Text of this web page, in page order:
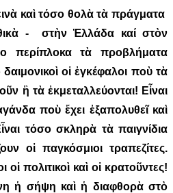
καὶ τόσο θολὰ τὰ πράγματα
- στὴν Ἑλλάδα καί στὸν
περίπλοκα τὰ προβλήματα
οἱ ἐγκέφαλοι ποὺ τὰ
ἢ τὰ ἐκμεταλλεύονται! Εἶναι
ποὺ ἔχει ἐξαπολυθεῖ καὶ
τόσο σκληρὰ τὰ παιγνίδια
οἱ παγκόσμιοι τραπεζίτες.
οἱ πολιτικοὶ καὶ οἱ κρατοῦντες!
ἡ σήψη καὶ ἡ διαφθορὰ στὸ